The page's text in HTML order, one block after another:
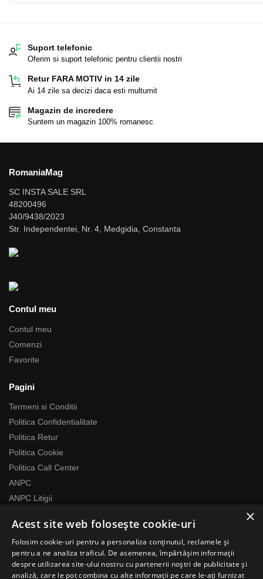
Suport telefonic
Oferim si suport telefonic pentru clientii nostri
Retur FARA MOTIV in 14 zile
Ai 14 zile sa decizi daca esti multumit
Magazin de incredere
Suntem un magazin 100% romanesc
RomaniaMag
SC INSTA SALE SRL
48200496
J40/9438/2023
Str. Independentei, Nr. 4, Medgidia, Constanta
Contul meu
Contul meu
Comenzi
Favorite
Pagini
Termeni si Conditii
Politica Confidentialitate
Politica Retur
Politica Cookie
Politica Call Center
ANPC
ANPC Litigii
Despre noi
Echipa RomaniaMag este la dispozitia ta
Program relatii cu clientii
Luni-Vineri 07:00 – 17:00
×
Acest site web folosește cookie-uri
Folosim cookie-uri pentru a personaliza conținutul, reclamele și
pentru a ne analiza traficul. De asemenea, împărtășim informații
despre utilizarea site-ului nostru cu partenerii noștri de publicitate și
analiză, care le pot combina cu alte informații pe care le-ați furnizat